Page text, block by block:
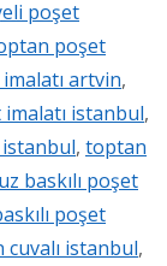
poşet
poşet
artvin,
istanbul,
, toptan
baskılı poşet
poşet
cuvalı istanbul,